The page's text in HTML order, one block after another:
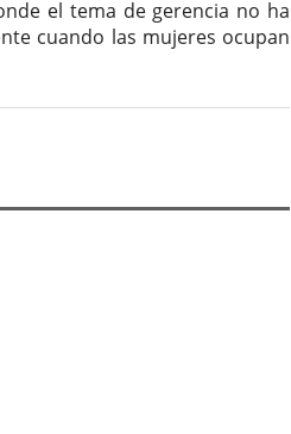
el tema de gerencia no ha
cuando las mujeres ocupan